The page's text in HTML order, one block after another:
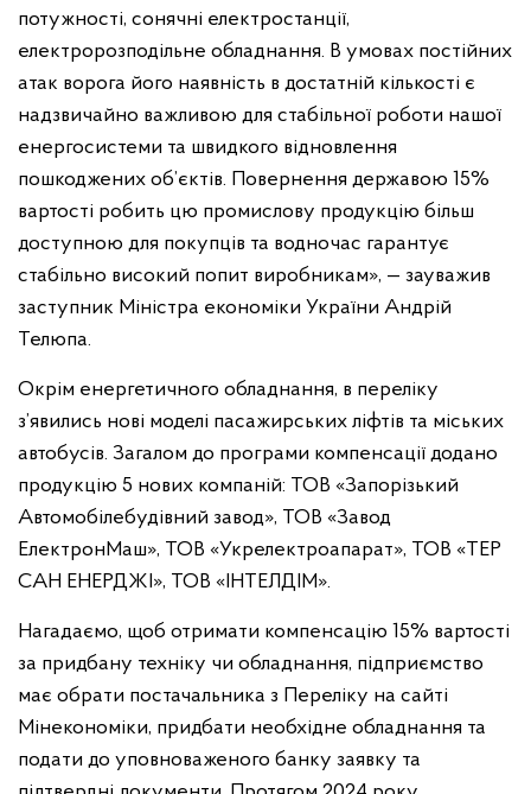
потужності, сонячні електростанції,
електророзподільне обладнання. В умовах постійних
атак ворога його наявність в достатній кількості є
надзвичайно важливою для стабільної роботи нашої
енергосистеми та швидкого відновлення
пошкоджених об’єктів. Повернення державою 15%
вартості робить цю промислову продукцію більш
доступною для покупців та водночас гарантує
стабільно високий попит виробникам», — зауважив
заступник Міністра економіки України Андрій
Телюпа.
Окрім енергетичного обладнання, в переліку
з’явились нові моделі пасажирських ліфтів та міських
автобусів. Загалом до програми компенсації додано
продукцію 5 нових компаній: ТОВ «Запорізький
Автомобілебудівний завод», ТОВ «Завод
ЕлектронМаш», ТОВ «Укрелектроапарат», ТОВ «ТЕР
САН ЕНЕРДЖІ», ТОВ «ІНТЕЛДІМ».
Нагадаємо, щоб отримати компенсацію 15% вартості
за придбану техніку чи обладнання, підприємство
має обрати постачальника з Переліку на сайті
Мінекономіки, придбати необхідне обладнання та
подати до уповноваженого банку заявку та